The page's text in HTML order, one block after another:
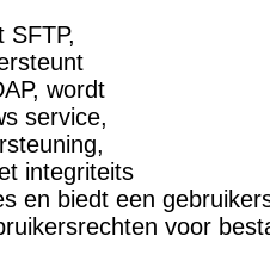
SFTP,
wordt
service,
integriteits
en biedt een
voor